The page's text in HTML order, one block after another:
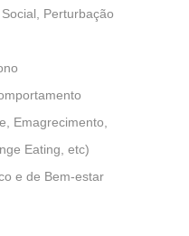
Perturbação
Emagrecimento,
Eating, etc)
e de Bem-estar